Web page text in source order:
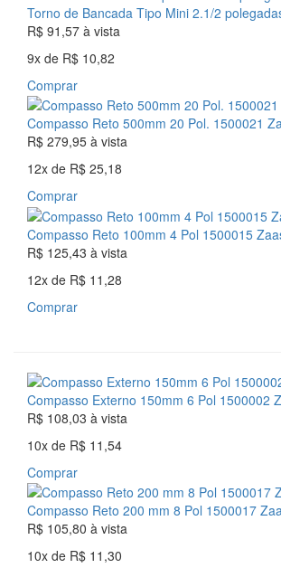
Torno de Bancada Tipo Mini 2.1/2
R$ 91,57 à vista
9x de R$ 10,82
Comprar
Compasso Reto 500mm 20 Pol. 1500021
R$ 279,95 à vista
12x de R$ 25,18
Comprar
Compasso Reto 100mm 4 Pol 1500015
R$ 125,43 à vista
12x de R$ 11,28
Comprar
Compasso Externo 150mm 6 Pol 1500002
R$ 108,03 à vista
10x de R$ 11,54
Comprar
Compasso Reto 200 mm 8 Pol 1500017
R$ 105,80 à vista
10x de R$ 11,30